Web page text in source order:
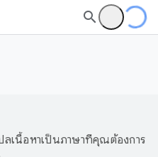
เนื้อหาเป็นภาษาที่คุณต้องการ